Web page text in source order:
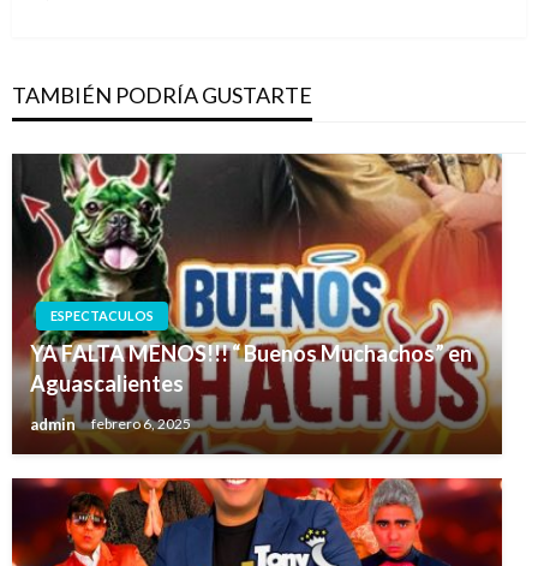
TAMBIÉN PODRÍA GUSTARTE
ESPECTACULOS
YA FALTA MENOS!!! “ Buenos Muchachos” en
Aguascalientes
admin febrero 6, 2025